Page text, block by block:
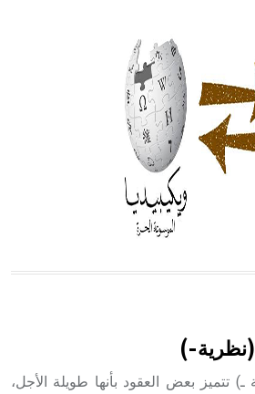
التغذية، ورسالته في جروح الرأس. ويعود
من الدين والفلسفة.
إفراز حيواني يتكون في البحر ويتركب
وهو أحمر أو شديد الحمرة وهو
بكبر الحجم ويسمى الش
فرنسية اللفظ تم اعتمادها مصطلحاً
)
تتميز بعض العقود بأنها طويلة الأجل،